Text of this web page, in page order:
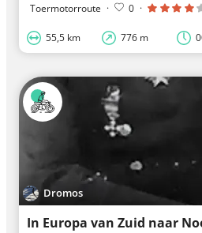
Toermotorroute · 0 ·
55,5 km 776 m
Dromos
In Europa van Zuid naar